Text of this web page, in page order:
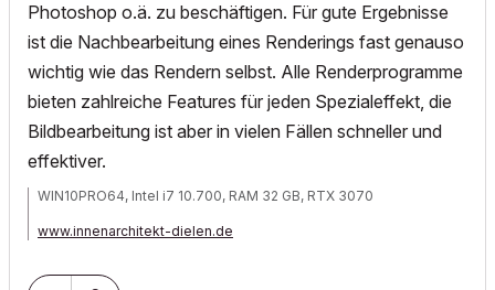
Photoshop o.ä. zu beschäftigen. Für gute Ergebnisse
ist die Nachbearbeitung eines Renderings fast genauso
wichtig wie das Rendern selbst. Alle Renderprogramme
bieten zahlreiche Features für jeden Spezialeffekt, die
Bildbearbeitung ist aber in vielen Fällen schneller und
effektiver.
WIN10PRO64, Intel i7 10.700, RAM 32 GB, RTX 3070
www.innenarchitekt-dielen.de